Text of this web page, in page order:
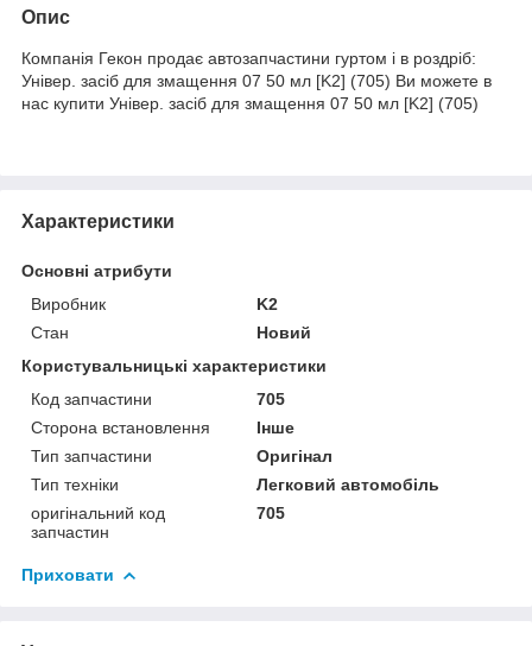
Опис
Компанія Гекон продає автозапчастини гуртом і в роздріб:
Універ. засіб для змащення 07 50 мл [K2] (705) Ви можете в
нас купити Універ. засіб для змащення 07 50 мл [K2] (705)
Характеристики
Основні атрибути
Виробник
K2
Стан
Новий
Користувальницькі характеристики
Код запчастини
705
Сторона встановлення
Інше
Тип запчастини
Оригінал
Тип техніки
Легковий автомобіль
оригінальний код
запчастин
705
Приховати